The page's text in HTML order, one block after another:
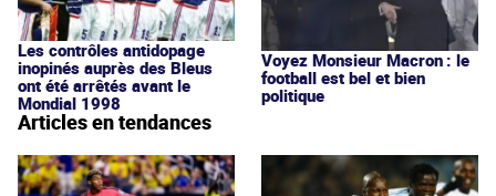
Les contrôles antidopage
inopinés auprès des Bleus
ont été arrêtés avant le
Mondial 1998
Voyez Monsieur Macron : le
football est bel et bien
politique
Articles en tendances